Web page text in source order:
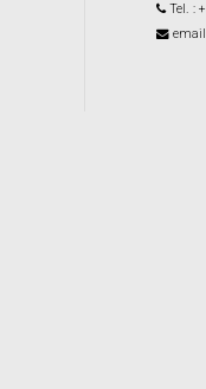
Tel. :
email